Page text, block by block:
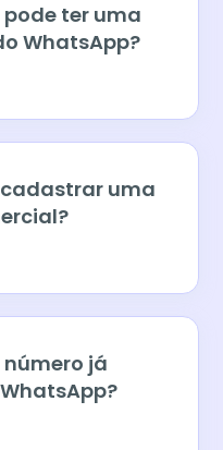
ter uma
WhatsApp?
uma
número já